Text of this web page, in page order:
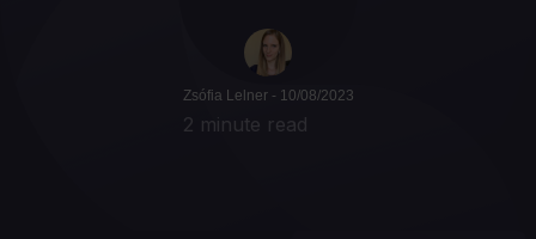
Zsófia Lelner - 10/08/2023
2 minute read